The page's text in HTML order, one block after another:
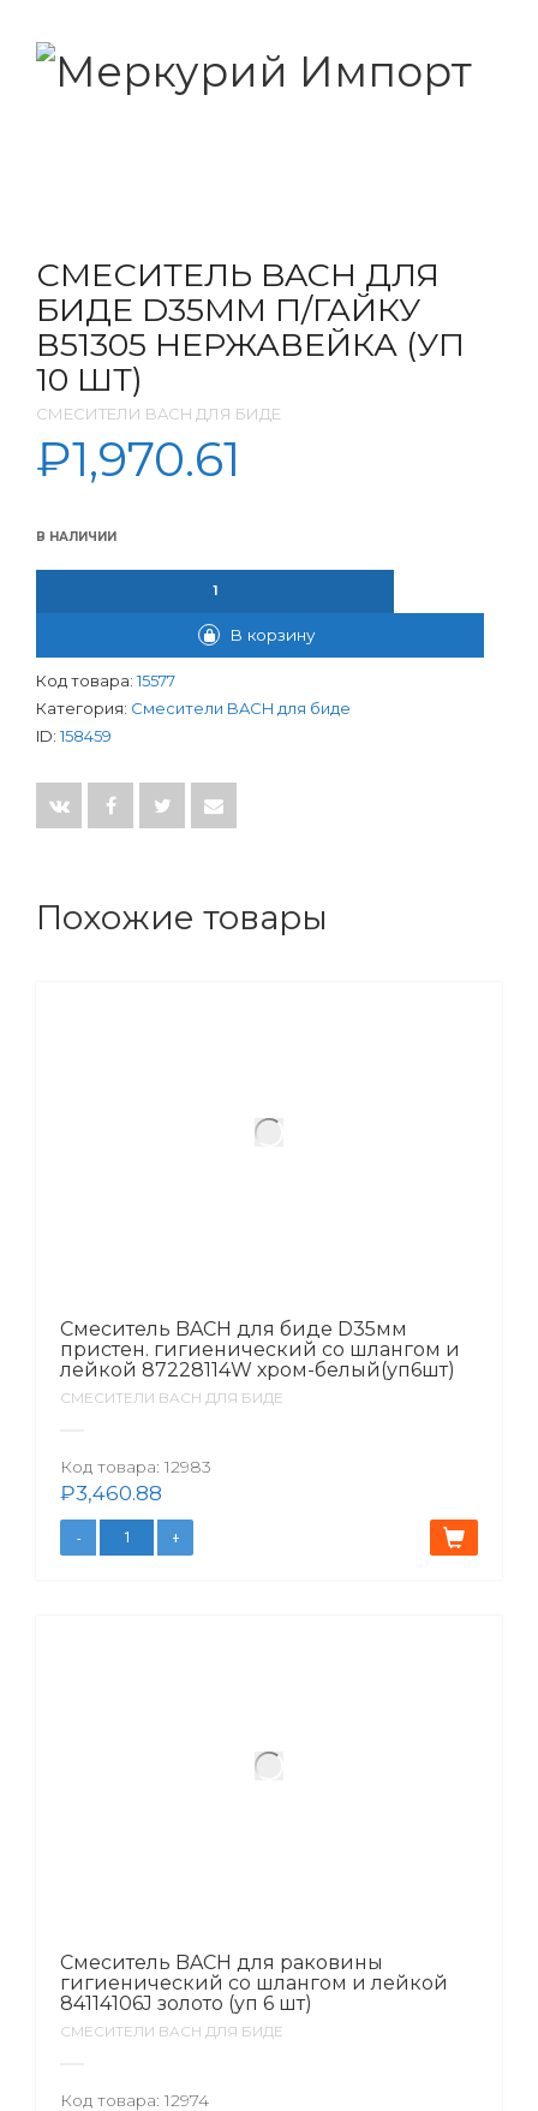
СМЕСИТЕЛЬ BACH ДЛЯ
БИДЕ D35ММ П/ГАЙКУ
В51305 НЕРЖАВЕЙКА (УП
10 ШТ)
СМЕСИТЕЛИ BACH ДЛЯ БИДЕ
₽1,970.61
В НАЛИЧИИ
В корзину
Код товара: 15577
Категория: Смесители BACH для биде
ID: 158459
Похожие товары
Смеситель BACH для биде D35мм
пристен. гигиенический со шлангом и
лейкой 87228114W хром-белый(уп6шт)
СМЕСИТЕЛИ BACH ДЛЯ БИДЕ
Код товара: 12983
₽3,460.88
Смеситель BACH для раковины
гигиенический со шлангом и лейкой
84114106J золото (уп 6 шт)
СМЕСИТЕЛИ BACH ДЛЯ БИДЕ
Код товара: 12974